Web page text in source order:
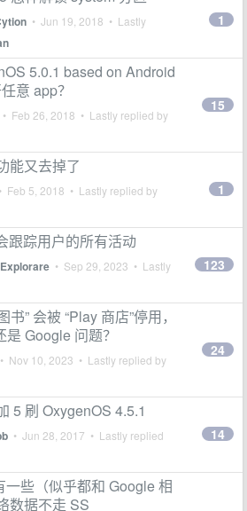
• Jun 19, 2018 • Lastly
1
5.0.1 based on Android
意 app？
• Feb 26, 2018 • Lastly replied by
15
能又去掉了
• Feb 5, 2018 • Lastly replied by 1
跟踪用户的所有活动
Explorare • Sep 29, 2023 • Lastly
123
” 会被 “Play 商店”停用，
Google 问题？
• Nov 10, 2023 • Lastly replied by
24
5 刷 OxygenOS 4.5.1
• Jun 28, 2017 • Lastly replied
14
些（似乎都和 Google 相
数据不走 SS